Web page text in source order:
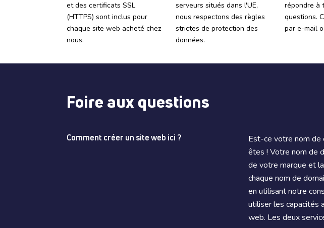
et des certificats SSL
(HTTPS) sont inclus pour
chaque site web acheté chez
nous.
serveurs situés dans l'UE,
nous respectons des règles
strictes de protection des
données.
répondre à
questions.
par e-mail
Foire aux questions
Comment créer un site web ici ?
Est-ce votre nom de
êtes ! Votre nom de
de votre marque et
chaque nom de
en utilisant notre
utiliser les capacités
web. Les deux